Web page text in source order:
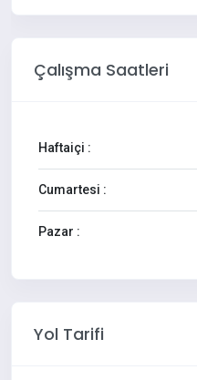
Çalışma Saatleri
Haftaiçi :
Cumartesi :
Pazar :
Yol Tarifi